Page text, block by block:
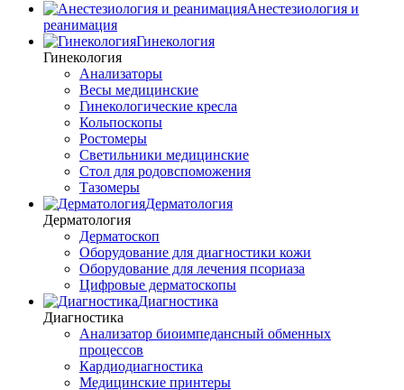
Анестезиология и
реанимация
Гинекология
Гинекология
Анализаторы
Весы медицинские
Гинекологические кресла
Кольпоскопы
Ростомеры
Светильники медицинские
Стол для родовспоможения
Тазомеры
Дерматология
Дерматология
Дерматоскоп
Оборудование для диагностики кожи
Оборудование для лечения псориаза
Цифровые дерматоскопы
Диагностика
Диагностика
Анализатор биоимпедансный обменных
процессов
Кардиодиагностика
Медицинские принтеры